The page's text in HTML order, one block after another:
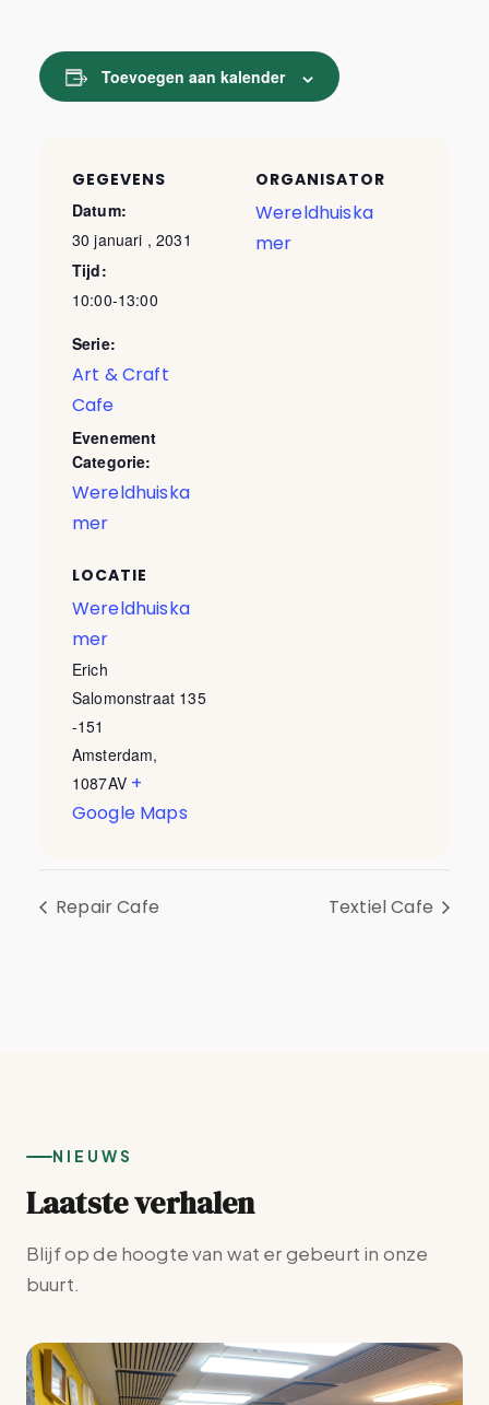
Toevoegen aan kalender
GEGEVENS
Datum:
30 januari , 2031
Tijd:
10:00-13:00
Serie:
Art & Craft
Cafe
Evenement
Categorie:
Wereldhuiska
mer
LOCATIE
Wereldhuiska
mer
Erich
Salomonstraat 135
-151
Amsterdam,
1087AV +
Google Maps
ORGANISATOR
Wereldhuiska
mer
Repair Cafe Textiel Cafe
NIEUWS
Laatste verhalen
Blijf op de hoogte van wat er gebeurt in onze
buurt.